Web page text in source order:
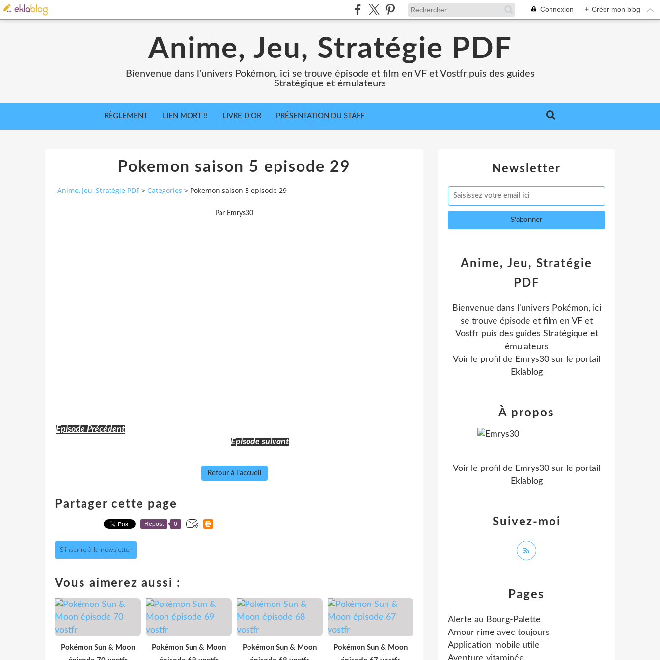
Connexion + Créer mon blog
Anime, Jeu, Stratégie PDF
Bienvenue dans l'univers Pokémon, ici se trouve épisode et film en VF et Vostfr puis des guides
Stratégique et émulateurs
RÈGLEMENT LIEN MORT !! LIVRE D'OR PRÉSENTATION DU STAFF
Pokemon saison 5 episode 29
Anime, Jeu, Stratégie PDF > Categories > Pokemon saison 5 episode 29
Par Emrys30
Episode Précédent
Episode suivant
Retour à l'accueil
Partager cette page
Repost 0
S'inscrire à la newsletter
Vous aimerez aussi :
Pokémon Sun & Moon
Pokémon Sun & Moon
Pokémon Sun & Moon
Pokémon Sun & Moon
Newsletter
Pages
Alerte au Bourg-Palette
Amour rime avec toujours
Application mobile utile
Aventure vitaminée
Anime, Jeu, Stratégie
PDF
Bienvenue dans l'univers Pokémon, ici
se trouve épisode et film en VF et
Vostfr puis des guides Stratégique et
émulateurs
Voir le profil de Emrys30 sur le portail
Eklablog
Suivez-moi
À propos
Voir le profil de Emrys30 sur le portail
Eklablog